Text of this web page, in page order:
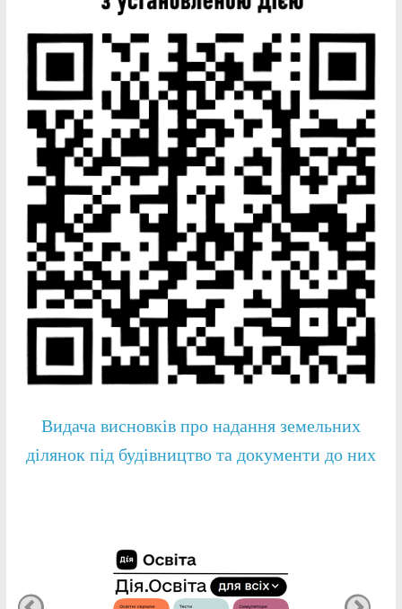
Видача висновків про надання земельних
ділянок під будівництво та документи до них